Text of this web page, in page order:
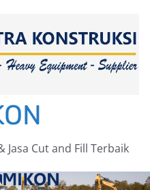
Jasa Cut and Fill Terbaik